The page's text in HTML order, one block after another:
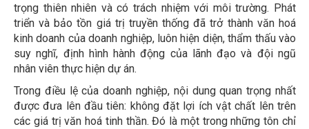
trọng thiên nhiên và có trách nhiệm với môi trường. Phát
triển và bảo tồn giá trị truyền thống đã trở thành văn hoá
kinh doanh của doanh nghiệp, luôn hiện diện, thẩm thấu vào
suy nghĩ, định hình hành động của lãnh đạo và đội ngũ
nhân viên thực hiện dự án.
Trong điều lệ của doanh nghiệp, nội dung quan trọng nhất
được đưa lên đầu tiên: không đặt lợi ích vật chất lên trên
các giá trị văn hoá tinh thần. Đó là một trong những tôn chỉ